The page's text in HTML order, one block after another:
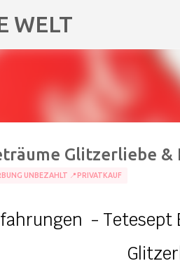
WELT
Glitzerliebe &
UNBEZAHLT 📍PRIVATKAUF
- Tetesept